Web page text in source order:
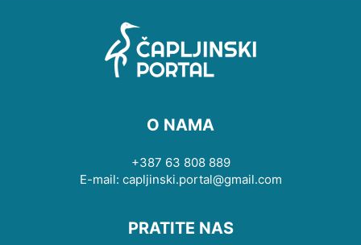
O NAMA
+387 63 808 889
E-mail: capljinski.portal@gmail.com
PRATITE NAS